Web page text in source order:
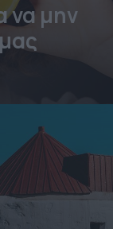
να μην